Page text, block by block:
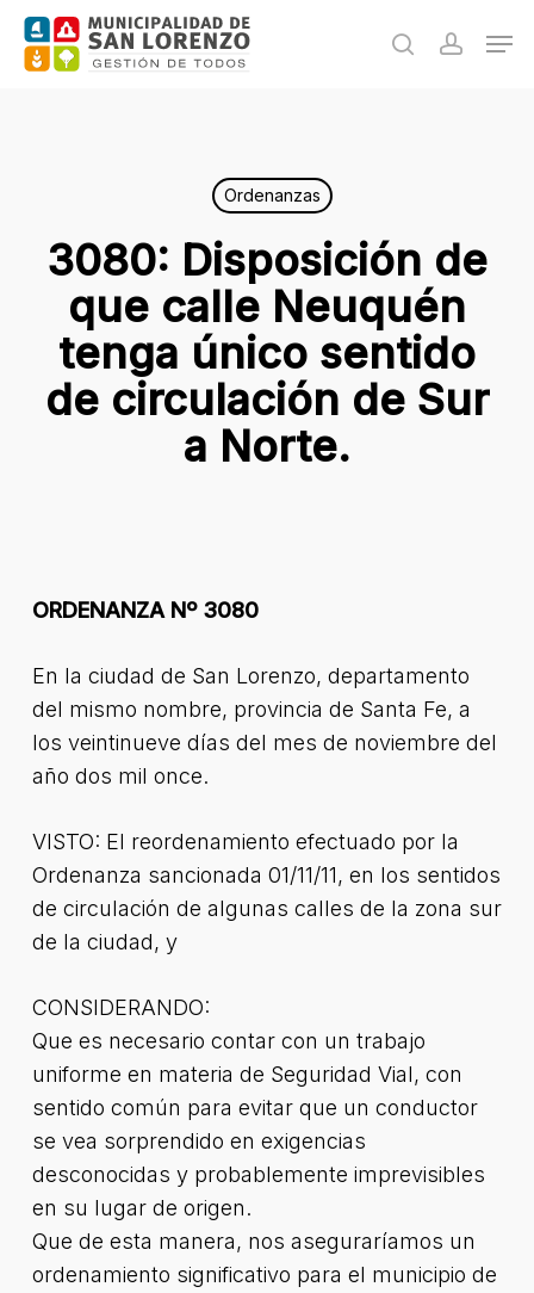
Skip
search
Ordenanzas
3080: Disposición de
que calle Neuquén
tenga único sentido
de circulación de Sur
a Norte.
ORDENANZA Nº 3080
En la ciudad de San Lorenzo, departamento
del mismo nombre, provincia de Santa Fe, a
los veintinueve días del mes de noviembre del
año dos mil once.
VISTO: El reordenamiento efectuado por la
Ordenanza sancionada 01/11/11, en los sentidos
de circulación de algunas calles de la zona sur
de la ciudad, y
CONSIDERANDO:
Que es necesario contar con un trabajo
uniforme en materia de Seguridad Vial, con
sentido común para evitar que un conductor
se vea sorprendido en exigencias
desconocidas y probablemente imprevisibles
en su lugar de origen.
Que de esta manera, nos aseguraríamos un
ordenamiento significativo para el municipio de